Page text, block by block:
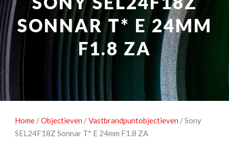
STUDIOFOTOGRAFIE OCCASIONS
SONNAR T* E 24MM
F1.8 ZA
Home /Objectieven /Vastbrandpuntobjectieven / Sony
SEL24F18Z Sonnar T* E 24mm F1.8 ZA